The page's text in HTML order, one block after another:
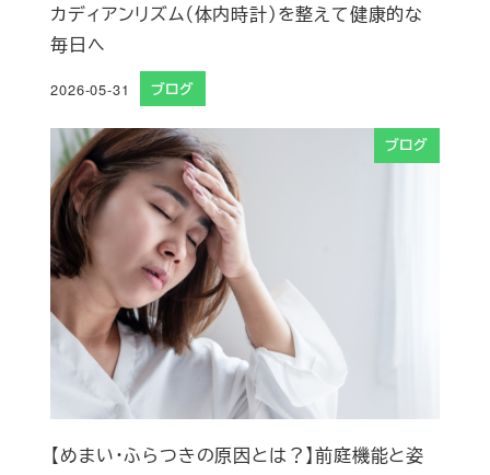
カディアンリズム（体内時計）を整えて健康的な
毎日へ
投稿日
2026-05-31 ブログ
ブログ
【めまい・ふらつきの原因とは？】前庭機能と姿